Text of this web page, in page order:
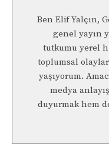
Ben Elif Yalçın,
genel yayın
tutkumu yerel
toplumsal
yaşıyorum.
medya
duyurmak hem